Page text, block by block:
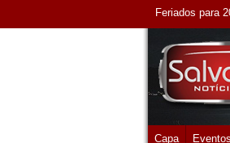
Feriados para
Capa